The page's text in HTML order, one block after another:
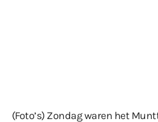
(Foto’s) Zondag waren het